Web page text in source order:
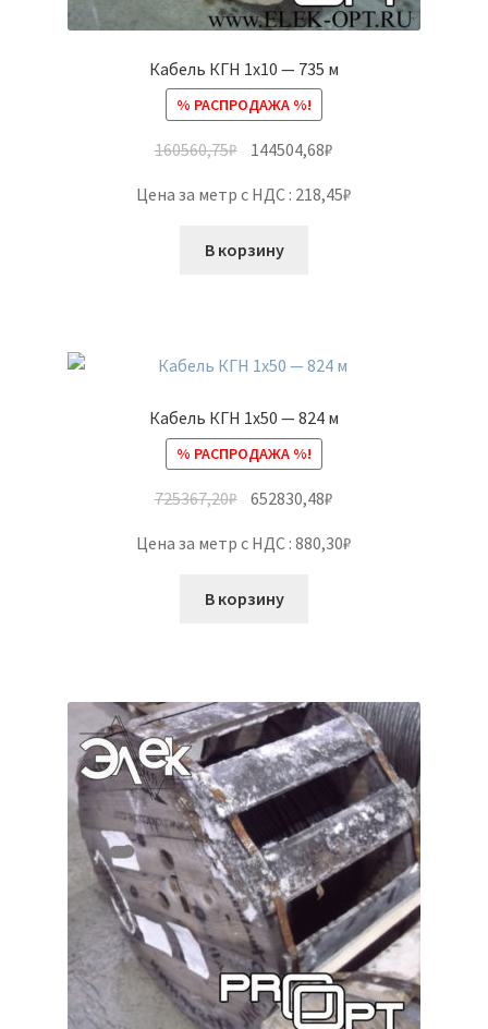
Кабель КГН 1х10 — 735 м
% РАСПРОДАЖА %!
160560,75₽ 144504,68₽
Цена за метр с НДС : 218,45₽
В корзину
Кабель КГН 1х50 — 824 м
% РАСПРОДАЖА %!
725367,20₽ 652830,48₽
Цена за метр с НДС : 880,30₽
В корзину